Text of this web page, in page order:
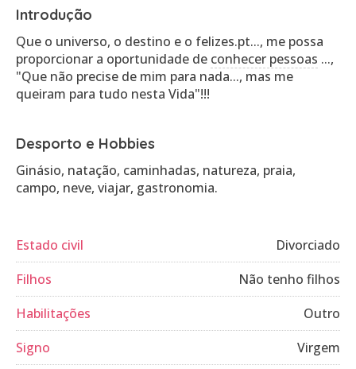
Introdução
Que o universo, o destino e o felizes.pt..., me possa
proporcionar a oportunidade de conhecer pessoas ...,
"Que não precise de mim para nada..., mas me
queiram para tudo nesta Vida"!!!
Desporto e Hobbies
Ginásio, natação, caminhadas, natureza, praia,
campo, neve, viajar, gastronomia.
Estado civil
Divorciado
Filhos
Não tenho filhos
Habilitações
Outro
Signo
Virgem